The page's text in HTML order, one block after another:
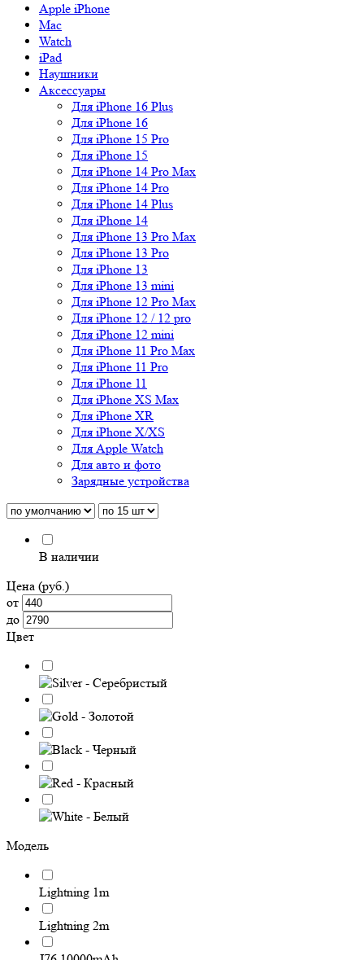
Apple iPhone
Mac
Watch
iPad
Наушники
Аксессуары
Для iPhone 16 Plus
Для iPhone 16
Для iPhone 15 Pro
Для iPhone 15
Для iPhone 14 Pro Max
Для iPhone 14 Pro
Для iPhone 14 Plus
Для iPhone 14
Для iPhone 13 Pro Max
Для iPhone 13 Pro
Для iPhone 13
Для iPhone 13 mini
Для iPhone 12 Pro Max
Для iPhone 12 / 12 pro
Для iPhone 12 mini
Для iPhone 11 Pro Max
Для iPhone 11 Pro
Для iPhone 11
Для iPhone XS Max
Для iPhone XR
Для iPhone X/XS
Для Apple Watch
Для авто и фото
Зарядные устройства
В наличии
Цена (руб.)
от
до
Цвет
Модель
Lightning 1m
Lightning 2m